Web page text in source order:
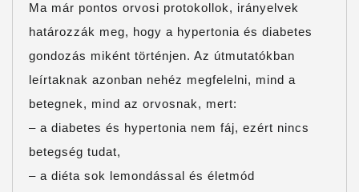
Ma már pontos orvosi protokollok, irányelvek
határozzák meg, hogy a hypertonia és diabetes
gondozás miként történjen. Az útmutatókban
leírtaknak azonban nehéz megfelelni, mind a
betegnek, mind az orvosnak, mert:
– a diabetes és hypertonia nem fáj, ezért nincs
betegség tudat,
– a diéta sok lemondással és életmód